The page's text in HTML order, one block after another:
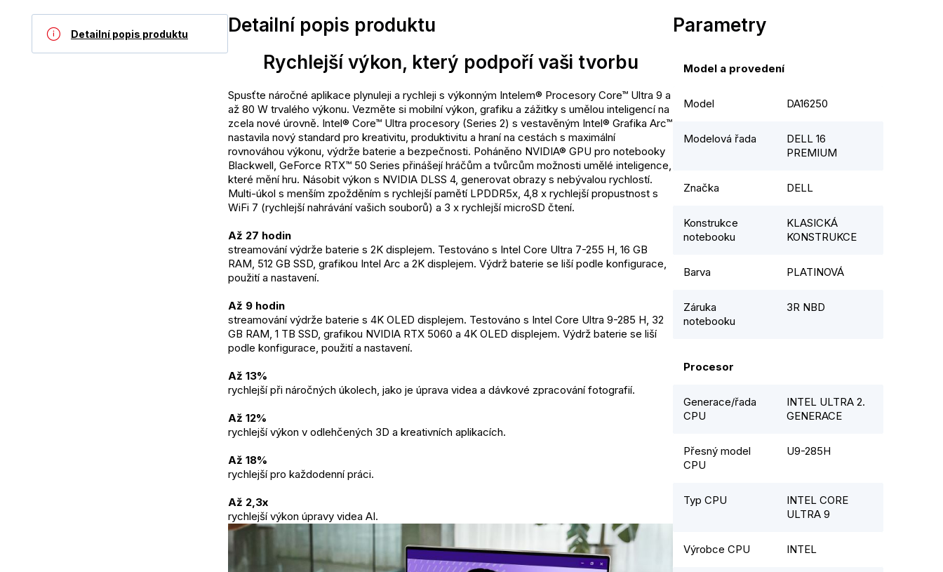
Detailní popis produktu
Detailní popis produktu
Rychlejší výkon, který podpoří vaši tvorbu
Spusťte náročné aplikace plynuleji a rychleji s výkonným Intelem® Procesory Core™ Ultra 9 a
až 80 W trvalého výkonu. Vezměte si mobilní výkon, grafiku a zážitky s umělou inteligencí na
zcela nové úrovně. Intel® Core™ Ultra procesory (Series 2) s vestavěným Intel® Grafika Arc™
nastavila nový standard pro kreativitu, produktivitu a hraní na cestách s maximální
rovnováhou výkonu, výdrže baterie a bezpečnosti. Poháněno NVIDIA® GPU pro notebooky
Blackwell, GeForce RTX™ 50 Series přinášejí hráčům a tvůrcům možnosti umělé inteligence,
které mění hru. Násobit výkon s NVIDIA DLSS 4, generovat obrazy s nebývalou rychlostí.
Multi-úkol s menším zpožděním s rychlejší pamětí LPDDR5x, 4,8 x rychlejší propustnost s
WiFi 7 (rychlejší nahrávání vašich souborů) a 3 x rychlejší microSD čtení.
Až 27 hodin
streamování výdrže baterie s 2K displejem. Testováno s Intel Core Ultra 7-255 H, 16 GB
RAM, 512 GB SSD, grafikou Intel Arc a 2K displejem. Výdrž baterie se liší podle konfigurace,
použití a nastavení.
Až 9 hodin
streamování výdrže baterie s 4K OLED displejem. Testováno s Intel Core Ultra 9-285 H, 32
GB RAM, 1 TB SSD, grafikou NVIDIA RTX 5060 a 4K OLED displejem. Výdrž baterie se liší
podle konfigurace, použití a nastavení.
Až 13%
rychlejší při náročných úkolech, jako je úprava videa a dávkové zpracování fotografií.
Až 12%
rychlejší výkon v odlehčených 3D a kreativních aplikacích.
Až 18%
rychlejší pro každodenní práci.
Až 2,3x
rychlejší výkon úpravy videa AI.
Parametry
Model a provedení
Model DA16250
Modelová řada
DELL 16
PREMIUM
Značka DELL
Konstrukce
notebooku
KLASICKÁ
KONSTRUKCE
Barva PLATINOVÁ
Záruka
notebooku
3R NBD
Procesor
Generace/řada
CPU
INTEL ULTRA 2.
GENERACE
Přesný model
CPU
U9-285H
Typ CPU
INTEL CORE
ULTRA 9
Výrobce CPU INTEL